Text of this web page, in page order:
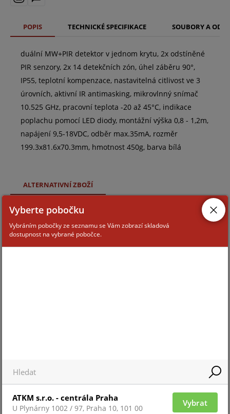
POPIS TECHNICKÉ SPECIFIKACE SOUBORY A
duální MW+PIR detektor v jednom krytu, 2x odstíněné
PIR senzory, 2x 14 detekčních zón, úhel záběru 90°,
IP55, teplotní kompenzace, nastavitelná citlivost ve 3
úrovních, aktivní IR antimasking, mikrovlnný snímač
10.525 GHz, pracovní teplota -20 až 45°C, indikace
poplachu pomocí LED diody, montážní výška 0,8 - 1,2m,
napájení 9,5-18VDC, odběr max.35mA, rozměr
199.3x81.6x70.3mm, hmotnost 450g, barva bílá
ALTERNATIVNÍ ZBOŽÍ
ZAŘAZENÍ ZBOŽÍ
vnější detektory pohybu
Vyberte pobočku
Vybráním pobočky ze seznamu se Vám zobrazí skladová
dostupnost na vybrané pobočce.
ATKM s.r.o. - centrála Praha
U Plynárny 1002 / 97, Praha 10, 101 00
Vybrat